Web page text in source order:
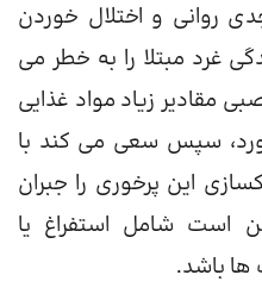
روانی و اختلال خوردن
غرد مبتلا را به خطر می
مقادیر زیاد مواد غذایی
سپس سعی می کند با
این پرخوری را جبران
است شامل استفراغ یا
ها باشد.